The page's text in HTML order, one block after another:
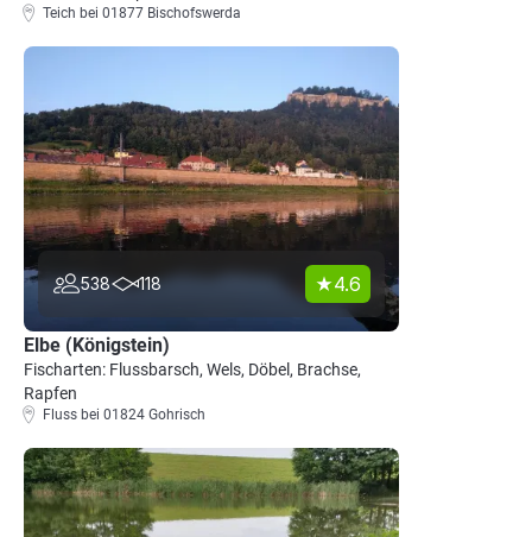
Teich bei 01877 Bischofswerda
538 118 4.6
Elbe (Königstein)
Fischarten: Flussbarsch, Wels, Döbel, Brachse,
Rapfen
Fluss bei 01824 Gohrisch